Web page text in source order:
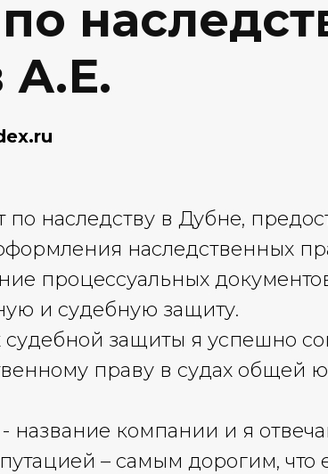
А.Е.
по наследству в Дубне,
наследственных
процессуальных
и судебную защиту.
судебной защиты я успешно
праву в судах общей
название компании и я
– самым дорогим, что